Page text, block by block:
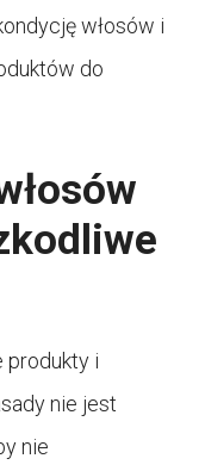
włosów i
do
produkty i
nie jest
nie